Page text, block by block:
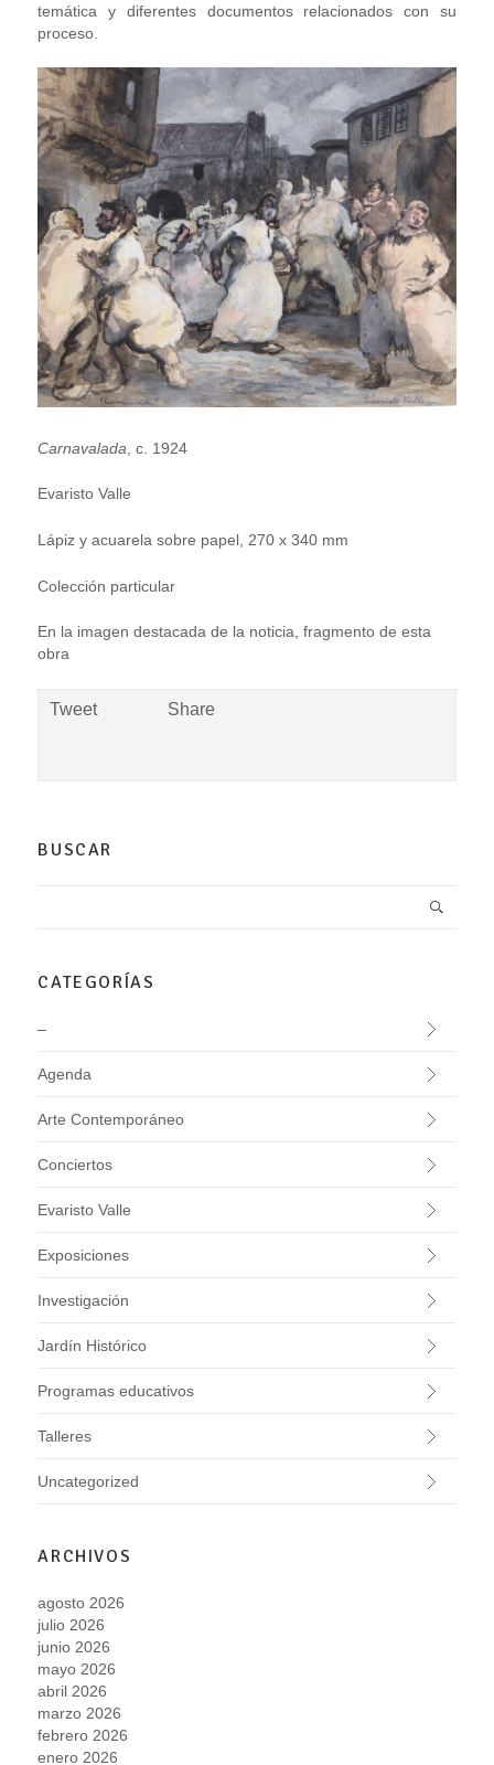
temática y diferentes documentos relacionados con su
proceso.
Carnavalada , c. 1924
Evaristo Valle
Lápiz y acuarela sobre papel, 270 x 340 mm
Colección particular
En la imagen destacada de la noticia, fragmento de esta
obra
Tweet Share
BUSCAR
CATEGORÍAS
–
Agenda
Arte Contemporáneo
Conciertos
Evaristo Valle
Exposiciones
Investigación
Jardín Histórico
Programas educativos
Talleres
Uncategorized
ARCHIVOS
agosto 2026
julio 2026
junio 2026
mayo 2026
abril 2026
marzo 2026
febrero 2026
enero 2026